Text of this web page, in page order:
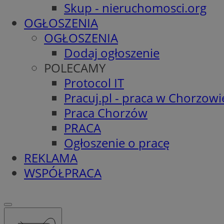
Skup - nieruchomosci.org
OGŁOSZENIA
OGŁOSZENIA
Dodaj ogłoszenie
POLECAMY
Protocol IT
Pracuj.pl - praca w
Praca Chorzów
PRACA
Ogłoszenie o pracę
REKLAMA
WSPÓŁPRACA